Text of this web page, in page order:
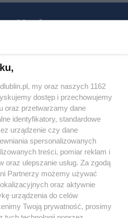
z treści
my oraz naszych 1162
dostęp i przechowujemy
oraz przetwarzamy dane
identyfikatory, standardowe
urządzenie czy dane
spersonalizowanych
treści, pomiar reklam i
oraz ulepszanie usług. Za zgodą
Partnerzy możemy używać
oraz aktywnie
urządzenia do celów
Twoją prywatność, prosimy